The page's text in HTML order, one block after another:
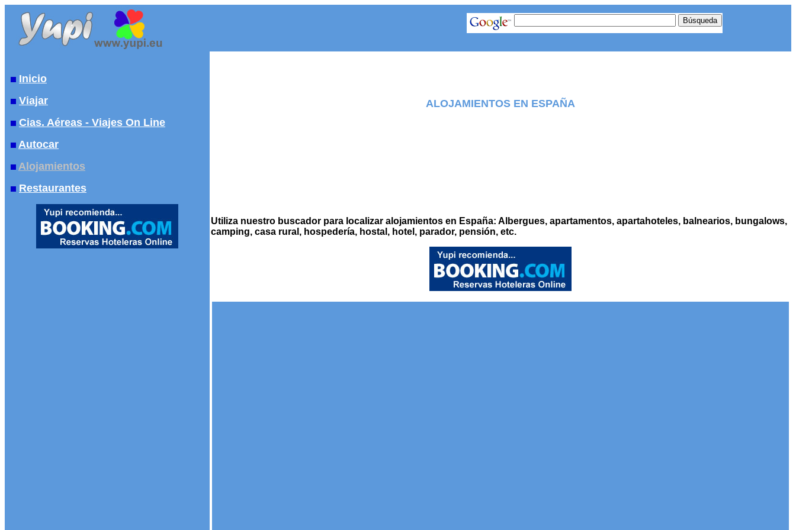
Inicio
Viajar
Cias. Aéreas - Viajes On Line
Autocar
Alojamientos
Restaurantes
ALOJAMIENTOS EN ESPAÑA
Utiliza nuestro buscador para localizar alojamientos en España: Albergues, apartamentos, apartahoteles, balnearios, bungalows,
camping, casa rural, hospedería, hostal, hotel, parador, pensión, etc.